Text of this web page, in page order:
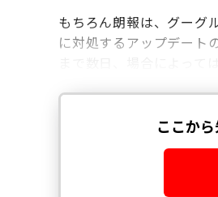
もちろん朗報は、グーグ
に対処するアップデート